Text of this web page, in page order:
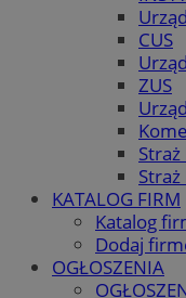
CUS
ZUS
Straż
KATALOG FIRM
Katalog
Dodaj
OGŁOSZENIA